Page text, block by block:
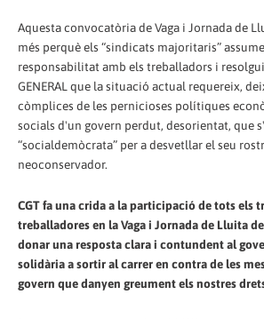
Aquesta convocatòria de Vaga i Jornada de
més perquè els “sindicats majoritaris”
responsabilitat amb els treballadors i
GENERAL que la situació actual requereix,
còmplices de les pernicioses polítiques
socials d'un govern perdut, desorientat, que
“socialdemòcrata” per a desvetllar el seu
neoconservador.
CGT fa una crida a la participació de tots els
treballadores en la Vaga i Jornada de Lluita
donar una resposta clara i contundent al
solidària a sortir al carrer en contra de les
govern que danyen greument els nostres